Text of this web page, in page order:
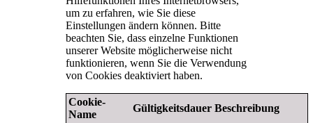
um zu erfahren, wie Sie diese
Einstellungen ändern können. Bitte
beachten Sie, dass einzelne Funktionen
unserer Website möglicherweise nicht
funktionieren, wenn Sie die Verwendung
von Cookies deaktiviert haben.
Cookie-
Name
Gültigkeitsdauer Beschreibung